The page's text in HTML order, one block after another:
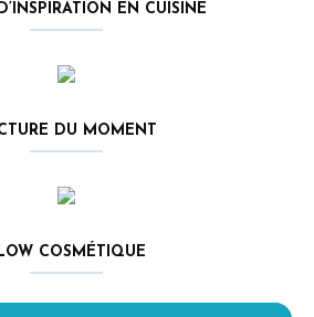
EN CUISINE
DU MOMENT
COSMÉTIQUE